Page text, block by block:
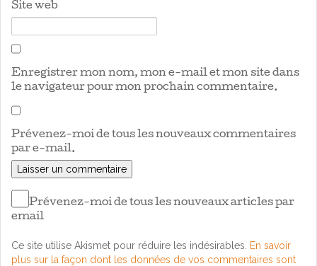
Site web
Enregistrer mon nom, mon e-mail et mon site dans
le navigateur pour mon prochain commentaire.
Prévenez-moi de tous les nouveaux commentaires
par e-mail.
Prévenez-moi de tous les nouveaux articles par
email
Ce site utilise Akismet pour réduire les indésirables.
En savoir
plus sur la façon dont les données de vos commentaires sont